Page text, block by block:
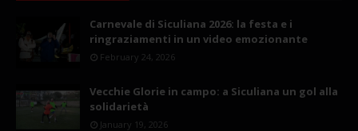
Carnevale di Siculiana 2026: la festa e i
ringraziamenti in un video emozionante
February 24, 2026
Vecchie Glorie in campo: a Siculiana un gol alla
solidarietà
January 19, 2026